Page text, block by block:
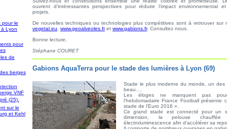
en collaboration efficace…
Devant les difficultés, nous devons tous avoir encore plus de motivation
nous battre et à défendre la qualité de nos produits et services.
Suivez-nous et construisons ensemble une réalité colorée et prometteuse. De
nouvelles solutions ouvrent d’intéressantes perspectives pour réduire l’impact
environnemental et économique de vos projets.
De nouvelles techniques ou technologies plus compétitives sont à retrouver
sur nos sites :
www.genie-vegetal.eu www.gabions.fr
Consultez nous.
Bonne lecture,
Stéphane COURET
pour le
à Lyon
pour
de
berges
VNF
(25).
sur le
et Kehl
ouvrent d’intéressantes perspectives pour réduire l’impact environnemental
projets.
De nouvelles techniques ou technologies plus compétitives sont à retrouver sur
vegetal.eu
www.geoalveoles.fret www.gabions.fr. Consultez nous.
Bonne lecture,
Stéphane COURET
Gabions AquaTerra pour le stade des lumières à Lyon (69)
Stade le plus moderne du monde, un des
beau….
Les éloges ne manquent pas
l’hebdomadaire France Football présente
stade de l’Euro 2016 ».
Ce grand stade est connecté pour un
dimension, la pelouse
électroluminescence afin d’accélérer sa